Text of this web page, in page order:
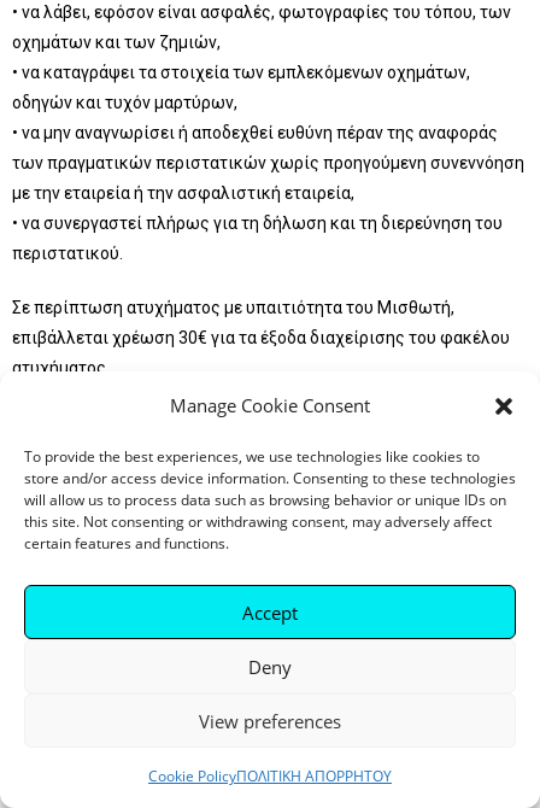
Manage Cookie Consent
To provide the best experiences, we use technologies like cookies to
store and/or access device information. Consenting to these technologies
will allow us to process data such as browsing behavior or unique IDs on
this site. Not consenting or withdrawing consent, may adversely affect
certain features and functions.
Accept
Deny
View preferences
Cookie PolicyΠΟΛΙΤΙΚΗ ΑΠΟΡΡΗΤΟΥ
• να λάβει, εφόσον είναι ασφαλές, φωτογραφίες του τόπου, των
οχημάτων και των ζημιών,
• να καταγράψει τα στοιχεία των εμπλεκόμενων οχημάτων,
οδηγών και τυχόν μαρτύρων,
• να μην αναγνωρίσει ή αποδεχθεί ευθύνη πέραν της αναφοράς
των πραγματικών περιστατικών χωρίς προηγούμενη συνεννόηση
με την εταιρεία ή την ασφαλιστική εταιρεία,
• να συνεργαστεί πλήρως για τη δήλωση και τη διερεύνηση του
περιστατικού.
Σε περίπτωση ατυχήματος με υπαιτιότητα του Μισθωτή,
επιβάλλεται χρέωση 30€ για τα έξοδα διαχείρισης του φακέλου
ατυχήματος.
Σε περίπτωση εγκατάλειψης του τόπου του ατυχήματος,
οδήγησης υπό την επήρεια αλκοόλ ή ναρκωτικών ή σοβαρής
παραβίασης των όρων της μίσθωσης, ο Μισθωτής μπορεί να
καταστεί υπεύθυνος για ζημιές που δεν καλύπτονται από το
ασφαλιστήριο συμβόλαιο.
Σε περίπτωση κλοπής ή απόπειρας κλοπής του οχήματος, ο
Μισθωτής υποχρεούται: